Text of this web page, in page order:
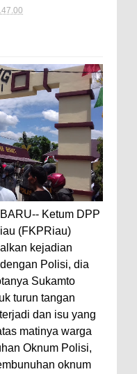
Ketum DPP
(FKPRiau)
kejadian
Polisi, dia
Sukamto
turun tangan
dan isu yang
matinya warga
Oknum Polisi,
oknum